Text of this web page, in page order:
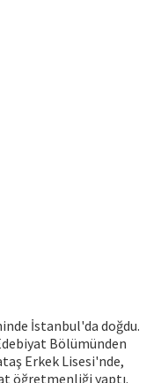
İstanbul'da doğdu.
Bölümünden
Erkek Lisesi'nde,
öğretmenliği yaptı.